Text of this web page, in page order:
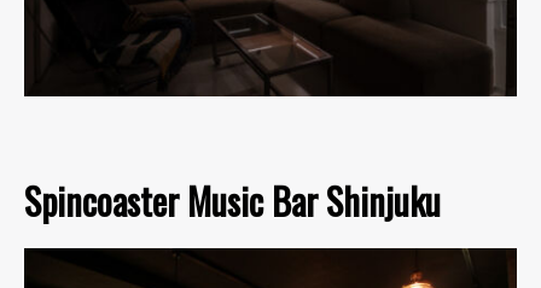
Spincoaster Music Bar Shinjuku